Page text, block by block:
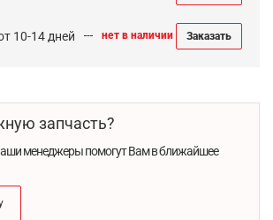
10-14 дней нет в наличии Заказать
запчасть?
менеджеры помогут Вам в ближайшее